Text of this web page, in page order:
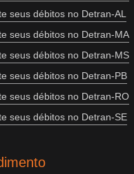
seus débitos no Detran-AL
seus débitos no Detran-MA
seus débitos no Detran-MS
seus débitos no Detran-PB
seus débitos no Detran-RO
seus débitos no Detran-SE